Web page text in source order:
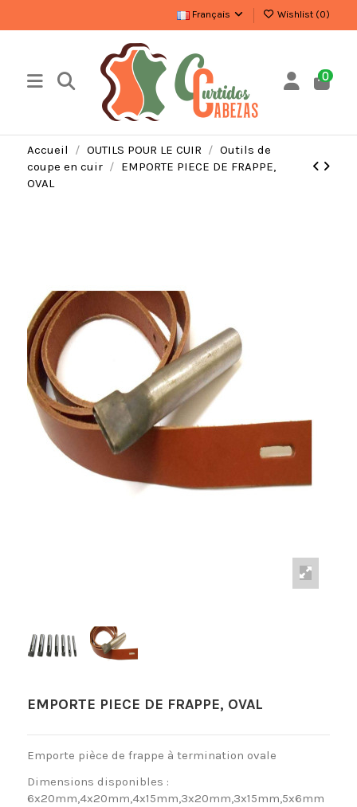
Français Wishlist (0)
0
Accueil OUTILS POUR LE CUIR
Outils de
coupe en cuir
EMPORTE PIECE DE FRAPPE,
OVAL
EMPORTE PIECE DE FRAPPE, OVAL
Emporte pièce de frappe à termination ovale
Dimensions disponibles :
6x20mm,4x20mm,4x15mm,3x20mm,3x15mm,5x6mm